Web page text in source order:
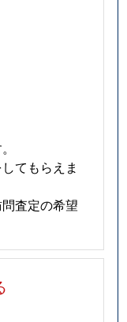
てもらえま
査定の希望